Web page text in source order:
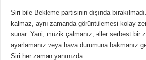
Siri bile Bekleme partisinin dışında
kalmaz, aynı zamanda görüntülemesi kolay
sunar. Yani, müzik çalmanız, eller serbest bir
ayarlamanız veya hava durumuna bakmanız
Siri her zaman yanınızda.